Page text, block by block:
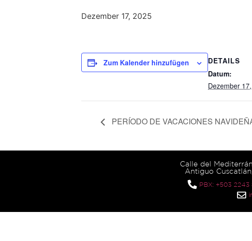
Dezember 17, 2025
Zum Kalender hinzufügen
DETAILS
Datum:
Dezember
PERÍODO DE VACACIONES
Calle del
Antiguo
PBX: +503 2243